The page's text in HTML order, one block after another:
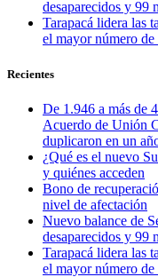
desaparecidos y 99
Tarapacá lidera las
el mayor número de
Recientes
De 1.946 a más de
Acuerdo de Unión
duplicaron en un
¿Qué es el nuevo
y quiénes acceden
Bono de
nivel de afectación
Nuevo balance de
desaparecidos y 99
Tarapacá lidera las
el mayor número de